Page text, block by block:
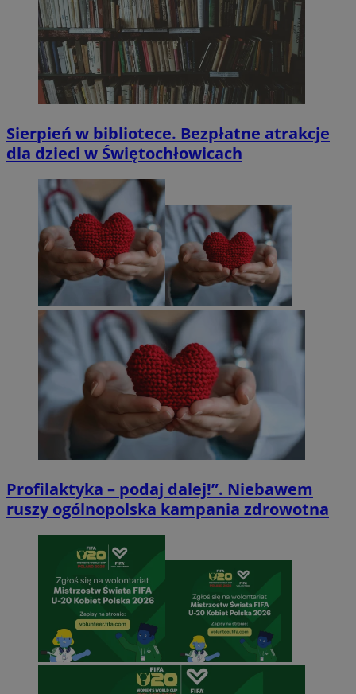
Sierpień w bibliotece. Bezpłatne atrakcje
dla dzieci w Świętochłowicach
Profilaktyka – podaj dalej!”. Niebawem
ruszy ogólnopolska kampania zdrowotna